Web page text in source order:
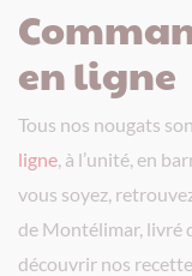
en ligne
Tous nos nougats
ligne, à l’unité, en
vous soyez,
de Montélimar, livré
découvrir nos